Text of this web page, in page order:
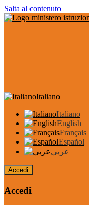
Salta al contenuto
Italiano
Italiano
English
Français
Español
عربى
Accedi
Accedi